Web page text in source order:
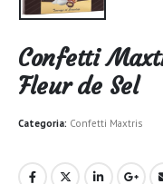
Confetti
Fleur de Sel
Categoria: Confetti Maxtris